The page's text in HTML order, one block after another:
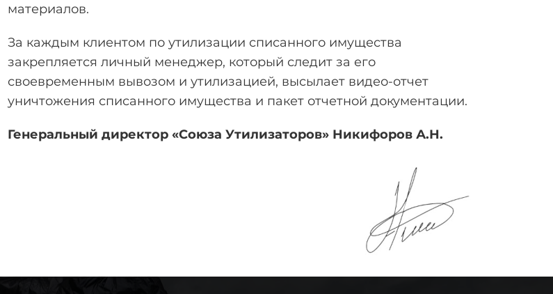
материалов.
За каждым клиентом по утилизации списанного имущества
закрепляется личный менеджер, который следит за его
своевременным вывозом и утилизацией, высылает видео-отчет
уничтожения списанного имущества и пакет отчетной документации.
Генеральный директор «Союза Утилизаторов» Никифоров А.Н.